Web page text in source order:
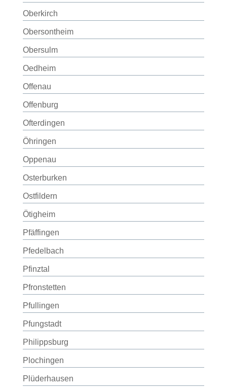
Oberkirch
Obersontheim
Obersulm
Oedheim
Offenau
Offenburg
Ofterdingen
Öhringen
Oppenau
Osterburken
Ostfildern
Ötigheim
Pfäffingen
Pfedelbach
Pfinztal
Pfronstetten
Pfullingen
Pfungstadt
Philippsburg
Plochingen
Plüderhausen